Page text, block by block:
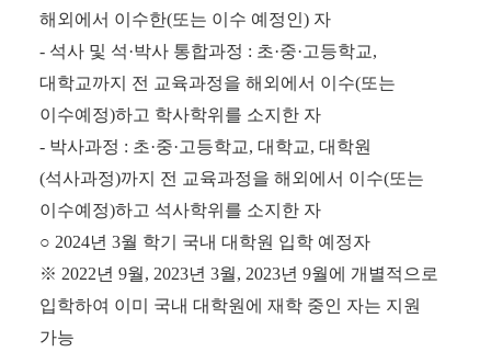
해외에서 이수한(또는 이수 예정인) 자
- 석사 및 석·박사 통합과정 : 초·중·고등학교,
대학교까지 전 교육과정을 해외에서 이수(또는
이수예정)하고 학사학위를 소지한 자
- 박사과정 : 초·중·고등학교, 대학교, 대학원
(석사과정)까지 전 교육과정을 해외에서 이수(또는
이수예정)하고 석사학위를 소지한 자
○ 2024년 3월 학기 국내 대학원 입학 예정자
※ 2022년 9월, 2023년 3월, 2023년 9월에 개별적으로
입학하여 이미 국내 대학원에 재학 중인 자는 지원
가능